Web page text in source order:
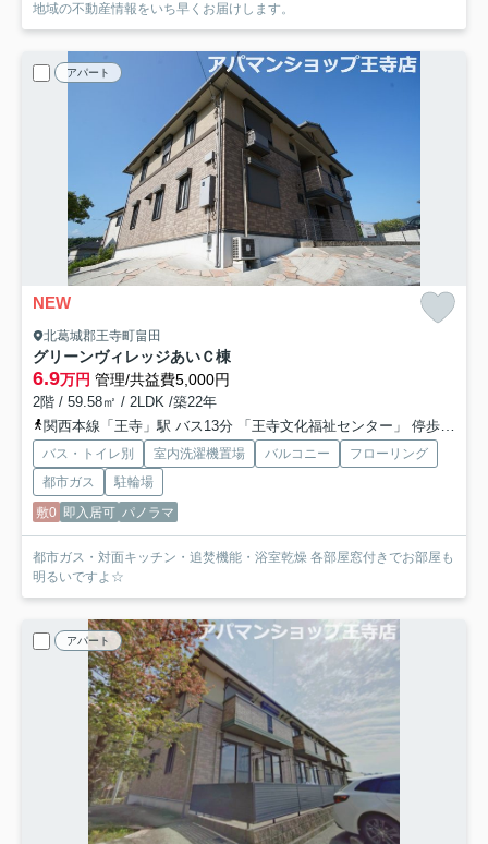
地域の不動産情報をいち早くお届けします。
アパート
NEW
北葛城郡王寺町畠田
グリーンヴィレッジあいＣ棟
6.9万円 管理/共益費5,000円
2階 / 59.58㎡ / 2LDK /築22年
関西本線「王寺」駅 バス13分 「王寺文化福祉センター」 停歩2分
バス・トイレ別 室内洗濯機置場 バルコニー
フローリング
都市ガス
駐輪場
敷0 即入居可 パノラマ
都市ガス・対面キッチン・追焚機能・浴室乾燥 各部屋窓付きでお部屋も
明るいですよ☆
アパート